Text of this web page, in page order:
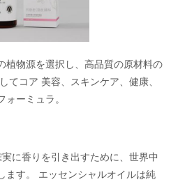
植物源を選択し、高品質の原材料の
てコア 美容、スキンケア、健康、
ーミュラ。
に香りを引き出すために、世界中
ます。 エッセンシャルオイルは純